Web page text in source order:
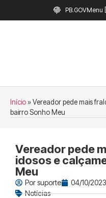
PB.GOVMenu
Início»Vereador pede mais
bairro Sonho Meu
Vereador pede
idosos e
Meu
Porsuporte 04/10/
Notícias